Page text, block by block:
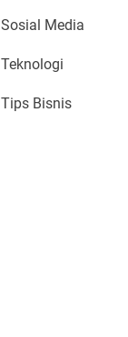
Sosial Media
Teknologi
Tips Bisnis